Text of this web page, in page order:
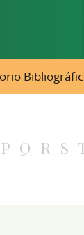
P Q R S